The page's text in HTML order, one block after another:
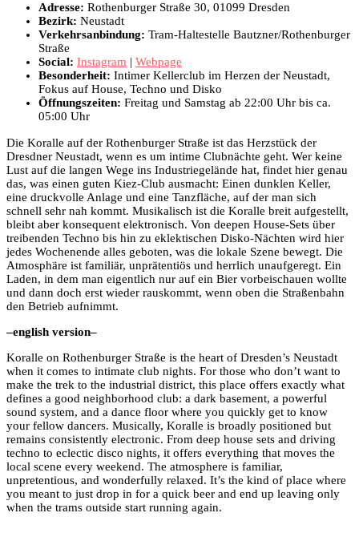
Adresse: Rothenburger Straße 30, 01099 Dresden
Bezirk: Neustadt
Verkehrsanbindung: Tram-Haltestelle Bautzner/Rothenburger
Straße
Social: Instagram | Webpage
Besonderheit: Intimer Kellerclub im Herzen der Neustadt,
Fokus auf House, Techno und Disko
Öffnungszeiten: Freitag und Samstag ab 22:00 Uhr bis ca.
05:00 Uhr
Die Koralle auf der Rothenburger Straße ist das Herzstück der
Dresdner Neustadt, wenn es um intime Clubnächte geht. Wer keine
Lust auf die langen Wege ins Industriegelände hat, findet hier genau
das, was einen guten Kiez-Club ausmacht: Einen dunklen Keller,
eine druckvolle Anlage und eine Tanzfläche, auf der man sich
schnell sehr nah kommt. Musikalisch ist die Koralle breit aufgestellt,
bleibt aber konsequent elektronisch. Von deepen House-Sets über
treibenden Techno bis hin zu eklektischen Disko-Nächten wird hier
jedes Wochenende alles geboten, was die lokale Szene bewegt. Die
Atmosphäre ist familiär, unprätentiös und herrlich unaufgeregt. Ein
Laden, in dem man eigentlich nur auf ein Bier vorbeischauen wollte
und dann doch erst wieder rauskommt, wenn oben die Straßenbahn
den Betrieb aufnimmt.
–english version–
Koralle on Rothenburger Straße is the heart of Dresden’s Neustadt
when it comes to intimate club nights. For those who don’t want to
make the trek to the industrial district, this place offers exactly what
defines a good neighborhood club: a dark basement, a powerful
sound system, and a dance floor where you quickly get to know
your fellow dancers. Musically, Koralle is broadly positioned but
remains consistently electronic. From deep house sets and driving
techno to eclectic disco nights, it offers everything that moves the
local scene every weekend. The atmosphere is familiar,
unpretentious, and wonderfully relaxed. It’s the kind of place where
you meant to just drop in for a quick beer and end up leaving only
when the trams outside start running again.